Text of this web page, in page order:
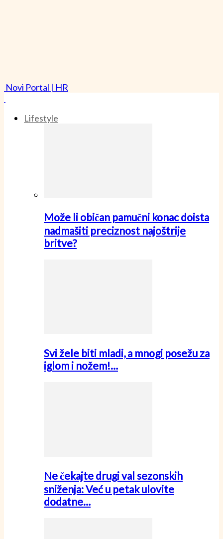
Novi Portal | HR
Lifestyle
Može li običan pamučni konac doista
nadmašiti preciznost najoštrije
britve?
Svi žele biti mladi, a mnogi posežu za
iglom i nožem!…
Ne čekajte drugi val sezonskih
sniženja: Već u petak ulovite
dodatne…